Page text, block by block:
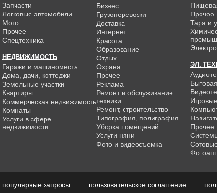
Запчасти
Легковые автомобили
Мото
Прочее
Спецтехника
НЕДВИЖИМОСТЬ
Гаражи и машиноместа
Дома, дачи, коттеджи
Земельные участки
Квартиры
Коммерческая недвижимость
Комнаты
Услуги в сфере
недвижимости
Бизнес
Грузоперевозки
Доставка
Интернет
Красота
Образование
Отдых
Охрана
Прочее
Реклама
Ремонт и обслуживание
техники
Ремонт, строительство
Типография, полиграфия
Уборка помещений
Услуги няни
Фото и видеосъемка
Прочее
Тара и
ЭЛ.
Прочее
популярные запросы пользовательское соглашение